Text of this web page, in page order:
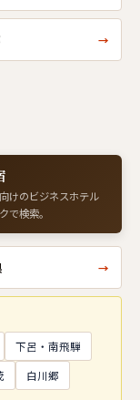
→
けのビジネスホテル
で検索。
→
下呂・南飛騨
白川郷